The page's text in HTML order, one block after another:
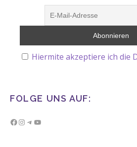
Hiermite akzeptiere ich die
FOLGE UNS AUF:
Facebook
Instagram
Telegram